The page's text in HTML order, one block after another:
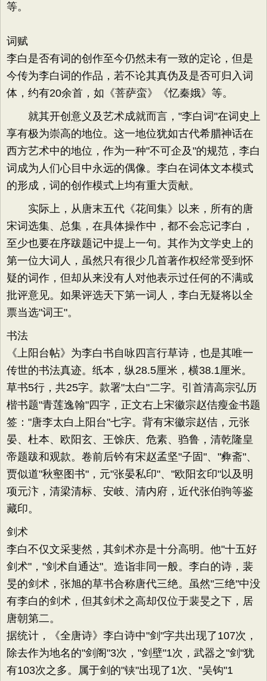
等。
词赋
李白是否有词的创作至今仍然未有一致的定论，但是
今传为李白词的作品，若不论其真伪及是否可归入词
体，约有20余首，如《菩萨蛮》《忆秦娥》等。
就其开创意义及艺术成就而言，"李白词"在词史上
享有极为崇高的地位。这一地位犹如古代希腊神话在
西方艺术中的地位，作为一种"不可企及"的规范，李白
词成为人们心目中永远的偶像。李白在词体文本模式
的形成，词的创作模式上均有重大贡献。
实际上，从唐末五代《花间集》以来，所有的唐
宋词选集、总集，在具体操作中，都不会忘记李白，
至少也要在序跋题记中提上一句。其作为文学史上的
第一位大词人，虽然只有很少几首著作权经常受到怀
疑的词作，但却从来没有人对他表示过任何的不满或
批评意见。如果评选天下第一词人，李白无疑将以全
票当选"词王"。
书法
《上阳台帖》为李白书自咏四言行草诗，也是其唯一
传世的书法真迹。纸本，纵28.5厘米，横38.1厘米。
草书5行，共25字。款署"太白"二字。引首清高宗弘历
楷书题"青莲逸翰"四字，正文右上宋徽宗赵佶瘦金书题
签："唐李太白上阳台"七字。背有宋徽宗赵佶，元张
晏、杜本、欧阳玄、王馀庆、危素、驺鲁，清乾隆皇
帝题跋和观款。卷前后钤有宋赵孟坚"子固"、"彜斋"、
贾似道"秋壑图书"，元"张晏私印"、"欧阳玄印"以及明
项元汴，清梁清标、安岐、清内府，近代张伯驹等鉴
藏印。
剑术
李白不仅文采斐然，其剑术亦是十分高明。他"十五好
剑术"，"剑术自通达"。造诣非同一般。李白的诗，裴
旻的剑术，张旭的草书合称唐代三绝。虽然"三绝"中没
有李白的剑术，但其剑术之高却仅位于裴旻之下，居
唐朝第二。
据统计，《全唐诗》李白诗中"剑"字共出现了107次，
除去作为地名的"剑阁"3次，"剑壁"1次，武器之"剑"犹
有103次之多。属于剑的"铗"出现了1次、"吴钩"1